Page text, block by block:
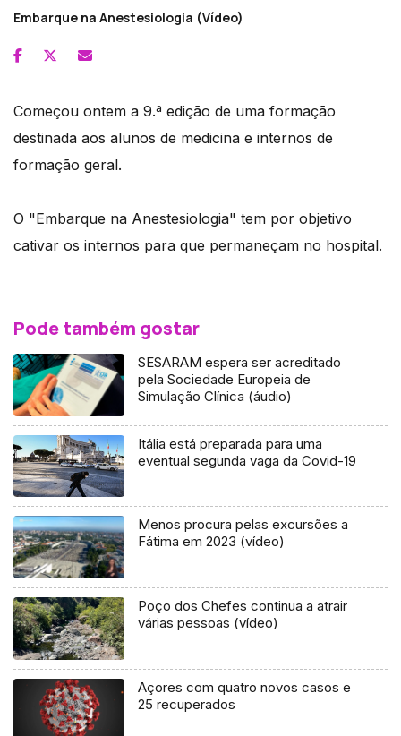
Embarque na Anestesiologia (Vídeo)
Começou ontem a 9.ª edição de uma formação
destinada aos alunos de medicina e internos de
formação geral.
O "Embarque na Anestesiologia" tem por objetivo
cativar os internos para que permaneçam no hospital.
Pode também gostar
SESARAM espera ser acreditado
pela Sociedade Europeia de
Simulação Clínica (áudio)
Itália está preparada para uma
eventual segunda vaga da Covid-19
Menos procura pelas excursões a
Fátima em 2023 (vídeo)
Poço dos Chefes continua a atrair
várias pessoas (vídeo)
Açores com quatro novos casos e
25 recuperados